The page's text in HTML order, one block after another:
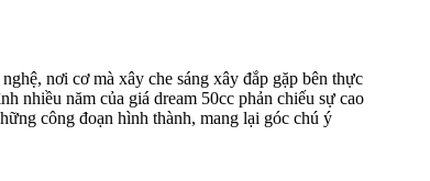
nơi cơ mà xây che sáng xây đắp gặp bên thực
nhiều năm của giá dream 50cc phản chiếu sự cao
công đoạn hình thành, mang lại góc chú ý